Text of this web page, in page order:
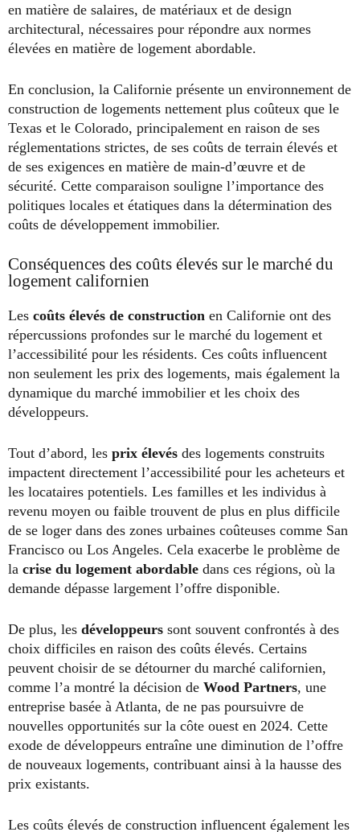
en matière de salaires, de matériaux et de design
architectural, nécessaires pour répondre aux normes
élevées en matière de logement abordable.
En conclusion, la Californie présente un environnement de
construction de logements nettement plus coûteux que le
Texas et le Colorado, principalement en raison de ses
réglementations strictes, de ses coûts de terrain élevés et
de ses exigences en matière de main-d’œuvre et de
sécurité. Cette comparaison souligne l’importance des
politiques locales et étatiques dans la détermination des
coûts de développement immobilier.
Conséquences des coûts élevés sur le marché du
logement californien
Les coûts élevés de construction en Californie ont des
répercussions profondes sur le marché du logement et
l’accessibilité pour les résidents. Ces coûts influencent
non seulement les prix des logements, mais également la
dynamique du marché immobilier et les choix des
développeurs.
Tout d’abord, les prix élevés des logements construits
impactent directement l’accessibilité pour les acheteurs et
les locataires potentiels. Les familles et les individus à
revenu moyen ou faible trouvent de plus en plus difficile
de se loger dans des zones urbaines coûteuses comme San
Francisco ou Los Angeles. Cela exacerbe le problème de
la crise du logement abordable dans ces régions, où la
demande dépasse largement l’offre disponible.
De plus, les développeurs sont souvent confrontés à des
choix difficiles en raison des coûts élevés. Certains
peuvent choisir de se détourner du marché californien,
comme l’a montré la décision de Wood Partners, une
entreprise basée à Atlanta, de ne pas poursuivre de
nouvelles opportunités sur la côte ouest en 2024. Cette
exode de développeurs entraîne une diminution de l’offre
de nouveaux logements, contribuant ainsi à la hausse des
prix existants.
Les coûts élevés de construction influencent également les